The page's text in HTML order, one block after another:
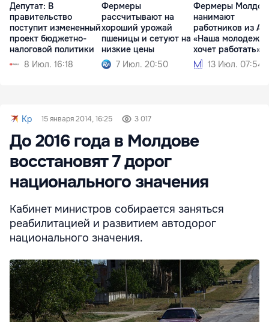
Депутат: В
правительство
поступит измененный
проект бюджетно-
налоговой политики
8 Июл. 16:18
Фермеры
рассчитывают на
хороший урожай
пшеницы и сетуют на
низкие цены
7 Июл. 20:50
Фермеры
нанимают
работников из
«Наша молодежь
хочет работать»
13 Июл. 07:54
Kp 15 января 2014, 16:25 3 017
До 2016 года в Молдове
восстановят 7 дорог
национального значения
Кабинет министров собирается заняться
реабилитацией и развитием автодорог
национального значения.